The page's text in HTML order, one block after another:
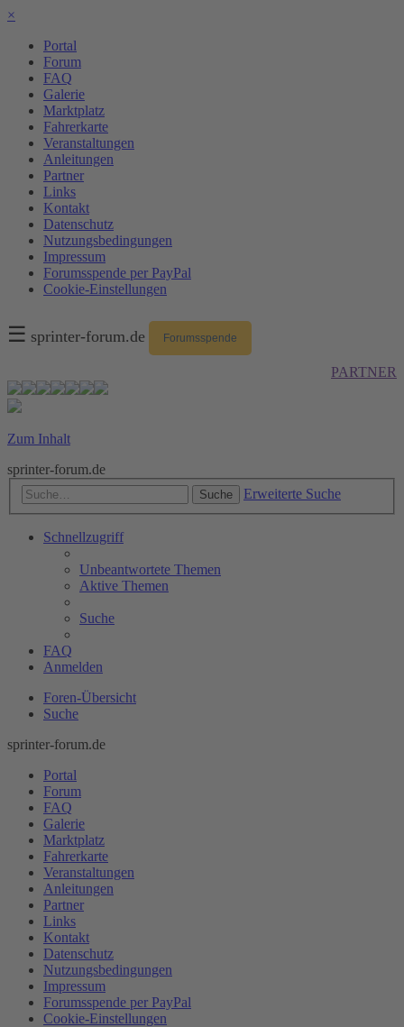
×
Portal
Forum
FAQ
Galerie
Marktplatz
Fahrerkarte
Veranstaltungen
Anleitungen
Partner
Links
Kontakt
Datenschutz
Nutzungsbedingungen
Impressum
Forumsspende per PayPal
Cookie-Einstellungen
☰ sprinter-forum.de Forumsspende
PARTNER
Zum Inhalt
sprinter-forum.de
Suche Erweiterte Suche
Schnellzugriff
Unbeantwortete Themen
Aktive Themen
Suche
FAQ
Anmelden
Foren-Übersicht
Suche
sprinter-forum.de
Portal
Forum
FAQ
Galerie
Marktplatz
Fahrerkarte
Veranstaltungen
Anleitungen
Partner
Links
Kontakt
Datenschutz
Nutzungsbedingungen
Impressum
Forumsspende per PayPal
Cookie-Einstellungen